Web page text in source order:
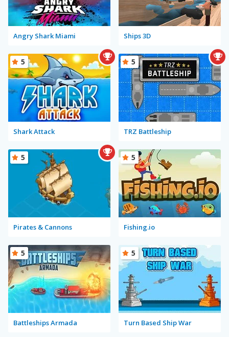
Angry Shark Miami Ships 3D
Shark Attack
5
TRZ Battleship
5
Pirates & Cannons
5
Fishing.io
5
Battleships Armada
5
Turn Based Ship War
5